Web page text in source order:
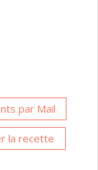
par Mail
la recette